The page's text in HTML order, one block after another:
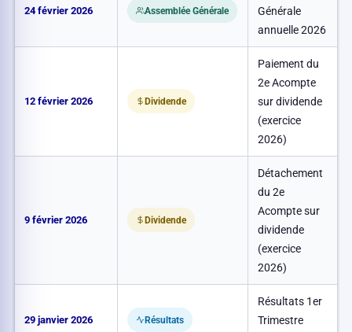
24 février 2026 Assemblée Générale
Générale
annuelle 2026
12 février 2026 Dividende
Paiement du
2e Acompte
sur dividende
(exercice
2026)
9 février 2026 Dividende
Détachement
du 2e
Acompte sur
dividende
(exercice
2026)
29 janvier 2026 Résultats
Résultats 1er
Trimestre